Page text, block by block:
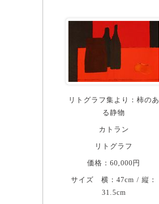
リトグラフ集より：柿のあ
る静物
カトラン
リトグラフ
価格：60,000円
サイズ 横：47cm / 縦：
31.5cm